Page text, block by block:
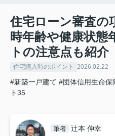
住宅ローン審査の
時年齢や健康状態
トの注意点も紹介
住宅購入時のポイント 2026.02.22
#新築一戸建て #団体信用生命保
ト35
筆者 辻本 伸幸